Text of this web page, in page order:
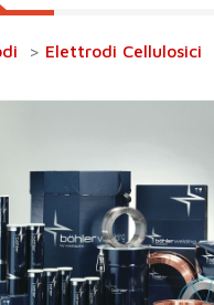
> Elettrodi Cellulosici